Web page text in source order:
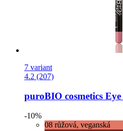
7 variant
4.2 (207)
puroBIO cosmetics
-10%
08 růžová, veganská